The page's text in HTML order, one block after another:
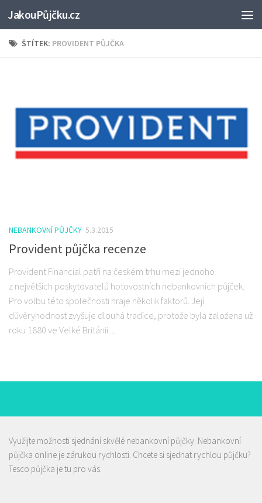
JakouPůjčku.cz
ŠTÍTEK: PROVIDENT PŮJČKA
NEBANKOVNÍ PŮJČKY 5.3.2015
Provident půjčka recenze
Provident Financial patří na českém trhu mezi jednoho
z největších poskytovatelů hotovostních nebankovních půjček.
Pro volbu této společnosti hraje několik faktorů. Její
důvěryhodnost zvyšuje dlouhá tradice, protože byla založena už
roku 1880 ve Velké Británii....
Využijte možnosti sjednání skvělé nebankovní půjčky. Nebankovní
půjčka online je zárukou rychlosti. Chcete si sjednat rychlou půjčku?
Tesco půjčka je tu pro vás.